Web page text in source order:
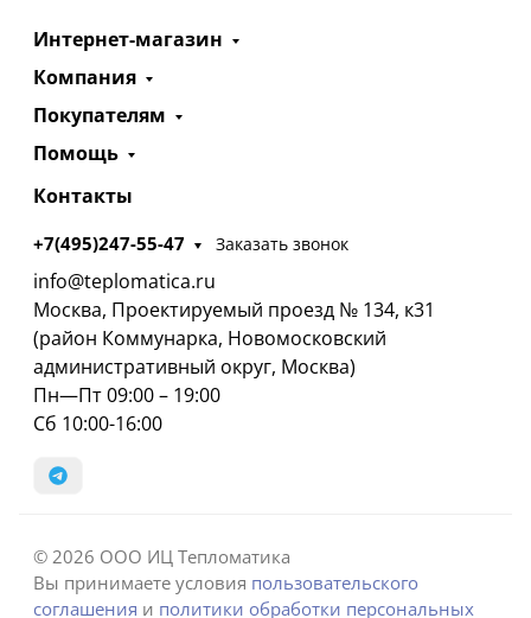
Интернет-магазин
Компания
Покупателям
Помощь
Контакты
+7(495)247-55-47 Заказать звонок
info@teplomatica.ru
Москва, Проектируемый проезд № 134, к31
(район Коммунарка, Новомосковский
административный округ, Москва)
Пн—Пт 09:00 – 19:00
Сб 10:00-16:00
© 2026 ООО ИЦ Тепломатика
Вы принимаете условия пользовательского
соглашения и политики обработки персональных